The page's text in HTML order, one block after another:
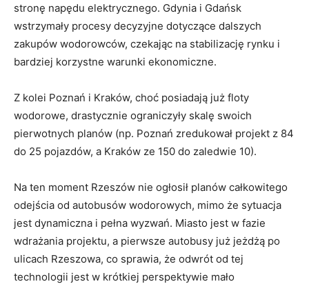
stronę napędu elektrycznego. Gdynia i Gdańsk
wstrzymały procesy decyzyjne dotyczące dalszych
zakupów wodorowców, czekając na stabilizację rynku i
bardziej korzystne warunki ekonomiczne.
Z kolei Poznań i Kraków, choć posiadają już floty
wodorowe, drastycznie ograniczyły skalę swoich
pierwotnych planów (np. Poznań zredukował projekt z 84
do 25 pojazdów, a Kraków ze 150 do zaledwie 10).
Na ten moment Rzeszów nie ogłosił planów całkowitego
odejścia od autobusów wodorowych, mimo że sytuacja
jest dynamiczna i pełna wyzwań. Miasto jest w fazie
wdrażania projektu, a pierwsze autobusy już jeżdżą po
ulicach Rzeszowa, co sprawia, że odwrót od tej
technologii jest w krótkiej perspektywie mało